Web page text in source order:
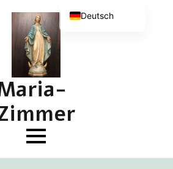
Deutsch